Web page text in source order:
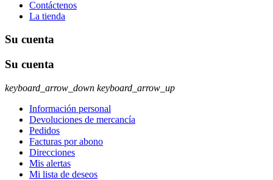
Contáctenos
La tienda
Su cuenta
Su cuenta
keyboard_arrow_down keyboard_arrow_up
Información personal
Devoluciones de mercancía
Pedidos
Facturas por abono
Direcciones
Mis alertas
Mi lista de deseos